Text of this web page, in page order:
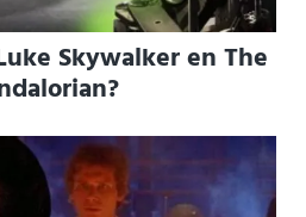
Skywalker en The